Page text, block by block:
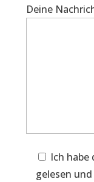
Deine
Ich
gelesen